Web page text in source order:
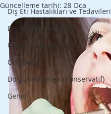
Diş Eti Hastalıkları ve Tedavileri
Diş Protez Tedavileri
Cerrahi İşlemler
Ortodonti
Dolgu Tedavileri (Konservatif)
Genel
Güncelleme tarihi: 28 Oca